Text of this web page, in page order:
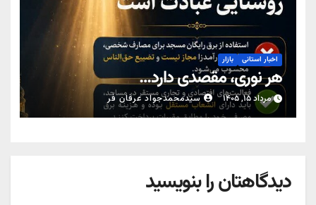
اخبار استانی بازار
هر نوری، مقصدی دارد…
مرداد ۱۵, ۱۴۰۵ سیدمحمدجواد عرفان فر
دیدگاهتان را بنویسید